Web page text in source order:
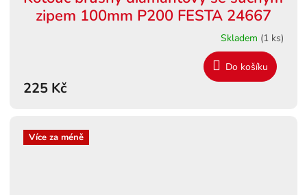
zipem 100mm P200 FESTA 24667
Skladem (1 ks)
225 Kč
Do košíku
Více za méně